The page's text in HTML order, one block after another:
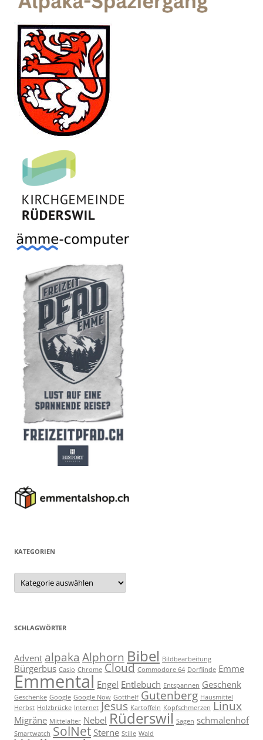
KATEGORIEN
Kategorien
SCHLAGWÖRTER
Advent alpaka Alphorn Bibel Bildbearbeitung
Bürgerbus Casio Chrome Cloud Commodore 64 Dorflinde Emme
Emmental Engel Entlebuch Entspannen Geschenk
Geschenke Google Google Now Gotthelf Gutenberg Hausmittel
Herbst Holzbrücke Internet Jesus Kartoffeln Kopfschmerzen Linux
Migräne Mittelalter Nebel Rüderswil Sagen schmalenhof
Smartwatch SolNet Sterne Stille Wald